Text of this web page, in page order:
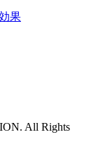
果
All Rights